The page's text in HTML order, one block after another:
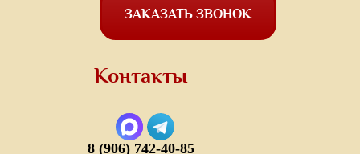
ЗАКАЗАТЬ ЗВОНОК
Контакты
8 (906) 742-40-85